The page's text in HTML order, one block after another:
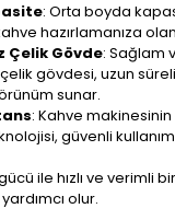
: Orta boyda
hazırlamanıza
Çelik Gövde: Sağlam
gövdesi, uzun
sunar.
: Kahve makinesinin
güvenli kullanım
ile hızlı ve verimli
olur.